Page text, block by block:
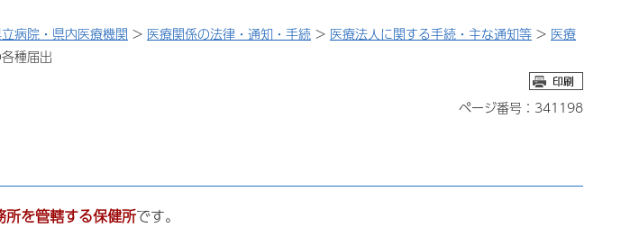
病院・県内医療機関 > 医療関係の法律・通知・手続 > 医療法人に関する手続・主な通知等 > 医療
種届出
ページ番号：341198
所を管轄する保健所です。